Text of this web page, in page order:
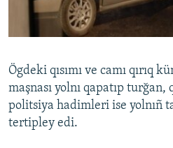
Ögdeki qısımı ve camı qırıq
maşnası yolnı qapatıp
politsiya hadimleri ise yolnıñ
tertipley edi.